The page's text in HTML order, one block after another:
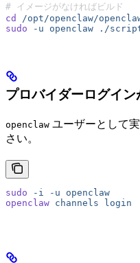
# イメージがなければビルド
cd
/opt/openclaw/
sudo -u openclaw ./
プロバイダーログイン
openclaw ユーザーとして
さい。
sudo -i -u openclaw
openclaw channels login